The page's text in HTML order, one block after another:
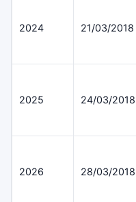
2024 21/03/2018
2025 24/03/2018
2026 28/03/2018